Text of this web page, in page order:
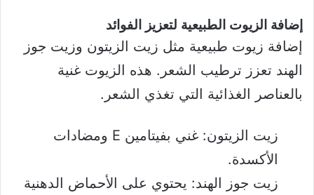
إضافة الزيوت الطبيعية لتعزيز الفوائد
إضافة زيوت طبيعية مثل زيت الزيتون وزيت جوز
الهند تعزز ترطيب الشعر. هذه الزيوت غنية
بالعناصر الغذائية التي تغذي الشعر.
زيت الزيتون: غني بفيتامين E ومضادات
الأكسدة.
زيت جوز الهند: يحتوي على الأحماض الدهنية